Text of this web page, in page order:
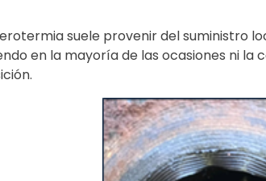
suele provenir del suministro
en la mayoría de las ocasiones ni